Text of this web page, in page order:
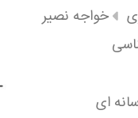
خواجه نصیر
ای